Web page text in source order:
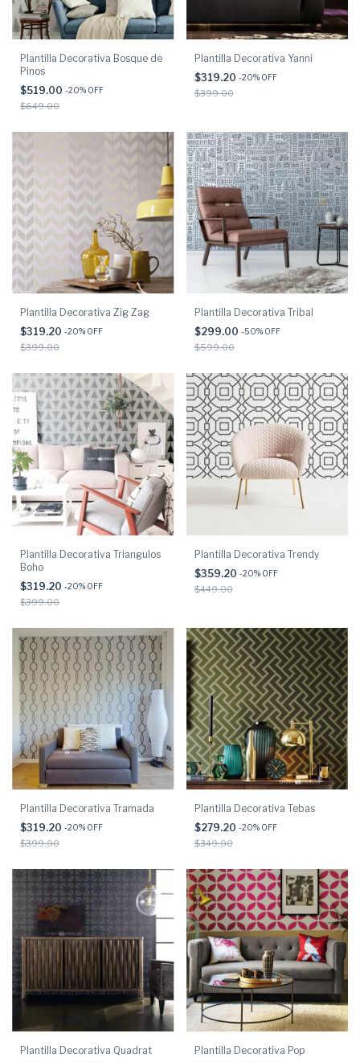
Plantilla Decorativa Bosque de
Pinos
$519.00 -20% OFF
$649.00
Plantilla Decorativa Yanni
$319.20 -20% OFF
$399.00
Plantilla Decorativa Zig Zag
$319.20 -20% OFF
$399.00
Plantilla Decorativa Tribal
$299.00 -50% OFF
$599.00
Plantilla Decorativa Triangulos
Boho
$319.20 -20% OFF
$399.00
Plantilla Decorativa Trendy
$359.20 -20% OFF
$449.00
Plantilla Decorativa Tramada
$319.20 -20% OFF
$399.00
Plantilla Decorativa Tebas
$279.20 -20% OFF
$349.00
Plantilla Decorativa Quadrat
Plantilla Decorativa Pop